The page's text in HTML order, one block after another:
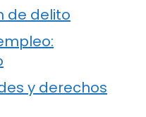
de delito
y derechos